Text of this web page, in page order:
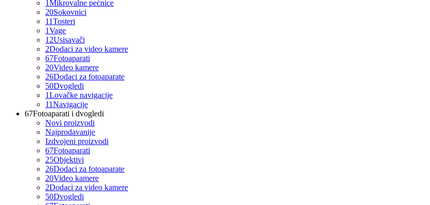
1Mikrovalne pećnice
20Sokovnici
11Tosteri
1Vage
12Usisavači
2Dodaci za video kamere
67Fotoaparati
20Video kamere
26Dodaci za fotoaparate
50Dvogledi
1Lovačke navigacije
11Navigacije
67Fotoaparati i dvogledi
Novi proizvodi
Najprodavanije
Izdvojeni proizvodi
67Fotoaparati
25Objektivi
26Dodaci za fotoaparate
20Video kamere
2Dodaci za video kamere
50Dvogledi